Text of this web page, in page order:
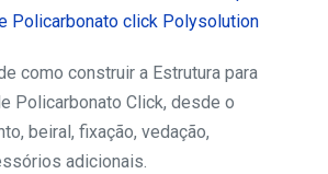
como construir a Estrutura para
Policarbonato Click, desde o
beiral, fixação, vedação,
adicionais.